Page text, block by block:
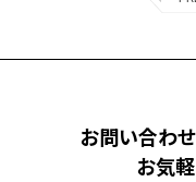
お問い合わ
お気